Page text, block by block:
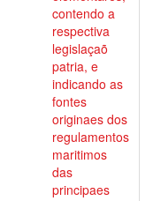
contendo a
respectiva
legislaçaõ
patria, e
indicando as
fontes
originaes dos
regulamentos
maritimos
das
principaes